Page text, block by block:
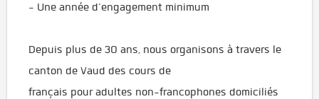
- Une année d’engagement minimum
Depuis plus de 30 ans, nous organisons à travers le
canton de Vaud des cours de
français pour adultes non-francophones domiciliés